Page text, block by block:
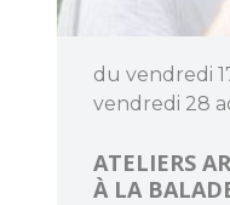
du vendredi
vendredi 28
ATELIERS
À LA